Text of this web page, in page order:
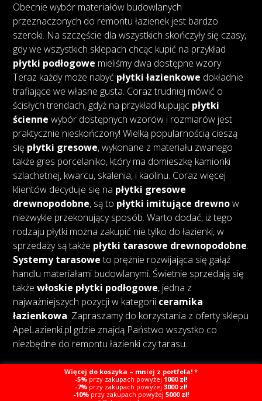
Obecnie wybór materiałów budowlanych
przeznaczonych do remontu łazienek jest bardzo
szeroki. Na szczęście dla wszystkich skończyły się czasy,
gdy we wszystkich sklepach chcąc kupić na przykład
płytki podłogowe mieliśmy dwa dostępne wzory.
Teraz każdy może nabyć płytki łazienkowe dokładnie
trafiające we własne gusta. Coraz trudniej mówić o
ścisłych trendach, gdyż na przykład kupując płytki
ścienne wybór dostępnych wzorów i rozmiarów jest
praktycznie nieskończony! Wielką popularnością cieszą
się płytki gresowe, wykonane z materiału zwanego
także gres porcelaniko, który ma domieszkę kamionki
szlachetnej, kwarcu, skalenia, i kaolinu. Coraz więcej
klientów decyduje się na płytki gresowe
drewnopodobne, są to płytki imitujące drewnow
niezwykle przekonujący sposób. Warto dodać, iż tego
rodzaju płytki można zakupić nie tylko do łazienki, w
sprzedaży są także płytki tarasowe drewnopodobne.
Systemy tarasoweto prężnie rozwijająca się gałąź
handlu materiałami budowlanymi. Świetnie sprzedają się
takżewłoskie płytki podłogowe, jedna z
najważniejszych pozycji w kategorii ceramika
łazienkowa. Zapraszamy do korzystania z oferty sklepu
ApeLazienki.pl gdzie znajdą Państwo wszystko co
niezbędne do remontu łazienki czy tarasu.
Copyright © Ape Łazienki Created by Webcat
Więcej do koszyka – mniej z portfela! *
-5% przy zakupach powyżej 1000 zł!
-7% przy zakupach powyżej 3000 zł!
-10% przy zakupach powyżej 5000 zł!